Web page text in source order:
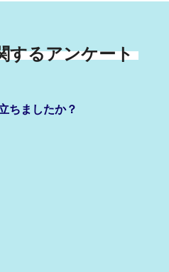
するアンケート
ちましたか？